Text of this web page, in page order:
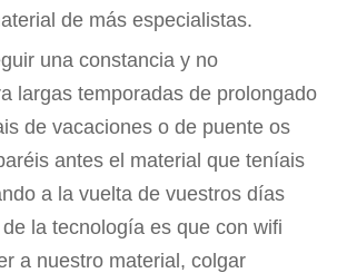
de más especialistas.
una constancia y no
largas temporadas de prolongado
de vacaciones o de puente os
antes el material que teníais
a la vuelta de vuestros días
la tecnología es que con wifi
a nuestro material, colgar